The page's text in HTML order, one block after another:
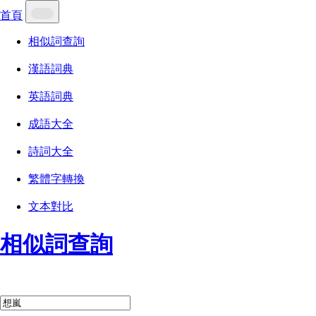
首頁
相似詞查詢
漢語詞典
英語詞典
成語大全
詩詞大全
繁體字轉換
文本對比
相似詞查詢